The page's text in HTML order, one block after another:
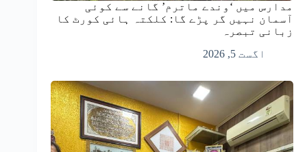
مدارس میں ‘وندے ماترم’ گانے سے کوئی
آسمان نہیں گر پڑے گا: کلکتہ ہائی کورٹ کا
زبانی تبصرہ
اگست 5, 2026